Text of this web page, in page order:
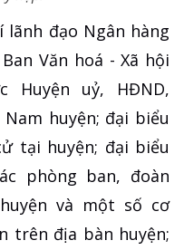
lãnh đạo Ngân hàng
Văn hoá - Xã hội
Huyện uỷ, HĐND,
huyện; đại biểu
tại huyện; đại biểu
phòng ban, đoàn
và một số cơ
trên địa bàn huyện;